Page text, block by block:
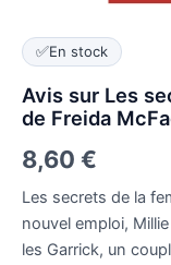
✅En stock
Avis sur Les
de Freida
8,60 €
Les secrets de la
nouvel emploi,
les Garrick, un